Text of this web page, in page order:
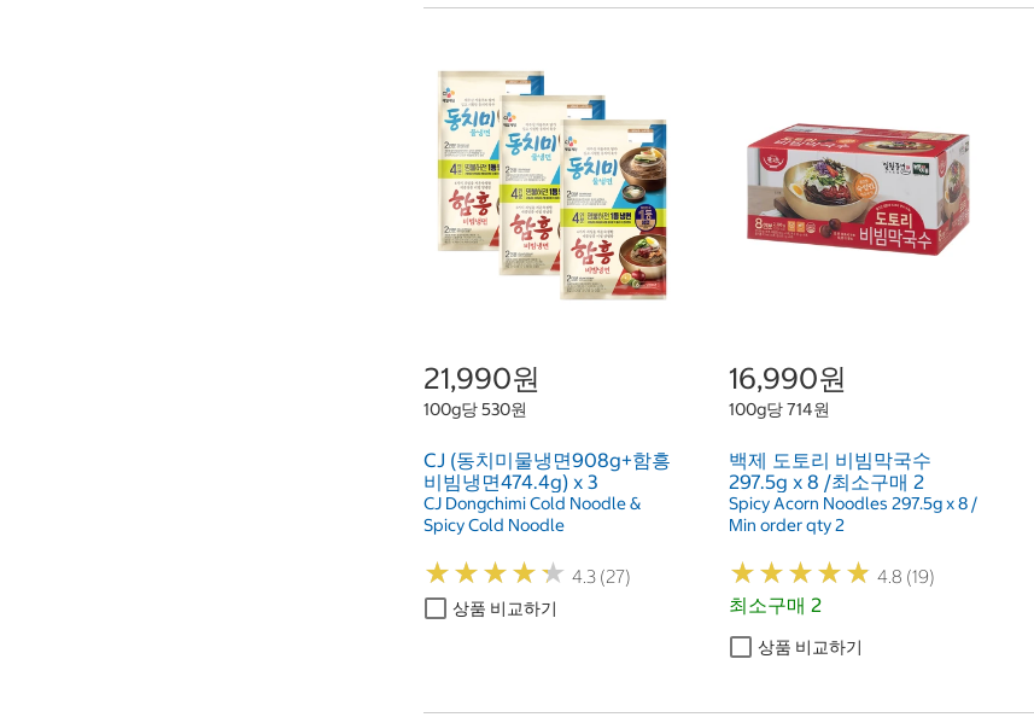
21,990원
100g당 530원
CJ (동치미물냉면908g+함흥
비빔냉면474.4g) x 3
CJ Dongchimi Cold Noodle &
Spicy Cold Noodle
★★★★★
★★★★★ 4.3 (27)
상품 비교하기
16,990원
100g당 714원
백제 도토리 비빔막국수
297.5g x 8 /최소구매 2
Spicy Acorn Noodles 297.5g x 8 /
Min order qty 2
★★★★★
★★★★★ 4.8 (19)
최소구매 2
상품 비교하기